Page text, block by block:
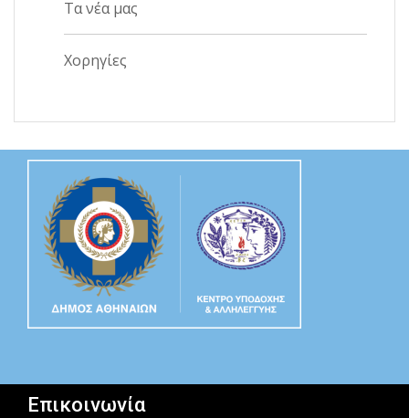
Τα νέα μας
Χορηγίες
Επικοινωνία